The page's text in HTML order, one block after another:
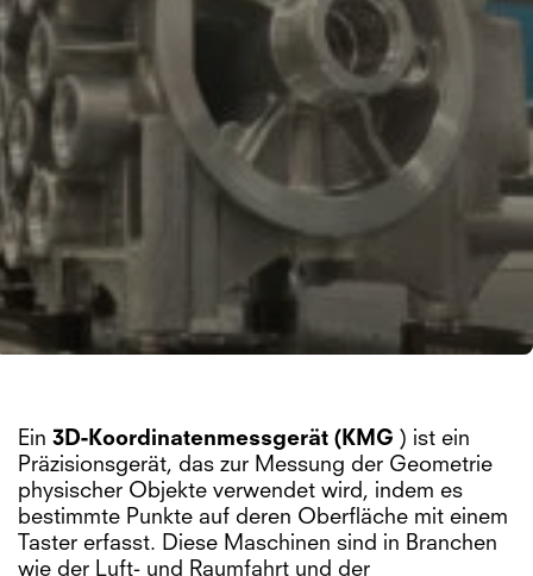
Ein 3D-Koordinatenmessgerät (KMG ) ist ein
Präzisionsgerät, das zur Messung der Geometrie
physischer Objekte verwendet wird, indem es
bestimmte Punkte auf deren Oberfläche mit einem
Taster erfasst. Diese Maschinen sind in Branchen
wie der Luft- und Raumfahrt und der